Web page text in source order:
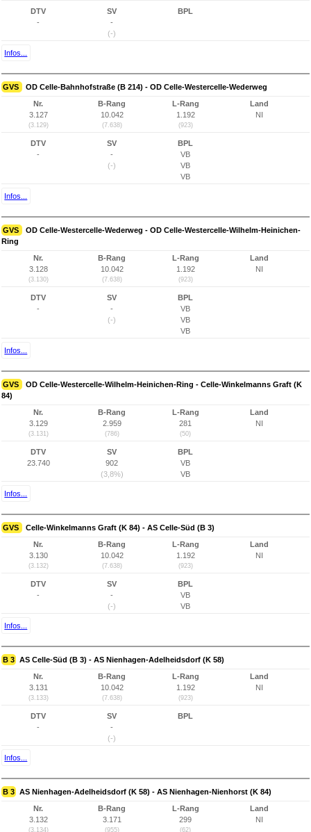
DTV
-
SV
-
(-)
BPL
Infos...
GVS OD Celle-Bahnhofstraße (B 214) - OD Celle-Westercelle-Wederweg
Nr.
3.127
(3.129)
B-Rang
10.042
(7.638)
L-Rang
1.192
(923)
Land
NI
DTV
-
SV
-
(-)
BPL
VB
VB
VB
Infos...
GVS
OD Celle-Westercelle-Wederweg - OD Celle-Westercelle-Wilhelm-Heinichen-
Ring
Nr.
3.128
(3.130)
B-Rang
10.042
(7.638)
L-Rang
1.192
(923)
Land
NI
DTV
-
SV
-
(-)
BPL
VB
VB
VB
Infos...
GVS
OD Celle-Westercelle-Wilhelm-Heinichen-Ring - Celle-Winkelmanns Graft (K
84)
Nr.
3.129
(3.131)
B-Rang
2.959
(786)
L-Rang
281
(50)
Land
NI
DTV
23.740
SV
902
(3,8%)
BPL
VB
VB
Infos...
GVS Celle-Winkelmanns Graft (K 84) - AS Celle-Süd (B 3)
Nr.
3.130
(3.132)
B-Rang
10.042
(7.638)
L-Rang
1.192
(923)
Land
NI
DTV
-
SV
-
(-)
BPL
VB
VB
Infos...
B 3 AS Celle-Süd (B 3) - AS Nienhagen-Adelheidsdorf (K 58)
Nr.
3.131
(3.133)
B-Rang
10.042
(7.638)
L-Rang
1.192
(923)
Land
NI
DTV
-
SV
-
(-)
BPL
Infos...
B 3 AS Nienhagen-Adelheidsdorf (K 58) - AS Nienhagen-Nienhorst (K 84)
Nr.
3.132
(3.134)
B-Rang
3.171
(955)
L-Rang
299
(62)
Land
NI